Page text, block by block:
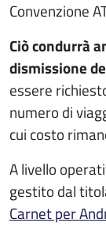
Convenzione
Ciò condurrà
dismissione
essere
numero di
cui costo
A livello
gestito dal
Carnet per